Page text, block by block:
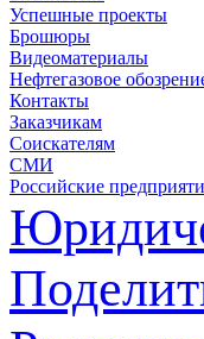
Успешные проекты
Брошюры
Видеоматериалы
Нефтегазовое
Контакты
Заказчикам
Соискателям
СМИ
Российские